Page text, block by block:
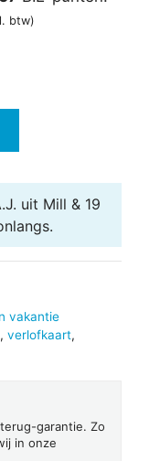
btw)
uit Mill & 19
vakantie
, verlofkaart,
garantie. Zo
in onze